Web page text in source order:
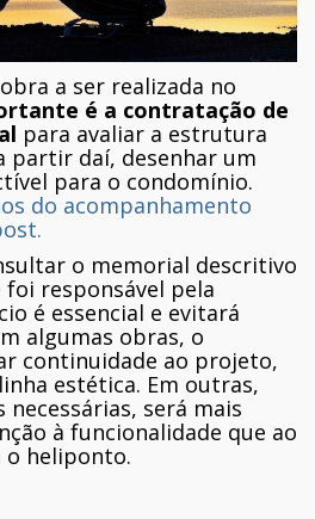
a ser realizada no
é a contratação de
para avaliar a estrutura
partir daí, desenhar um
para o condomínio.
do acompanhamento
o memorial descritivo
responsável pela
é essencial e evitará
algumas obras, o
continuidade ao projeto,
estética. Em outras,
necessárias, será mais
à funcionalidade que ao
heliponto.